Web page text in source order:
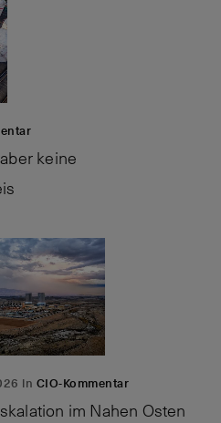
keine
in CIO-Kommentar
im Nahen Osten